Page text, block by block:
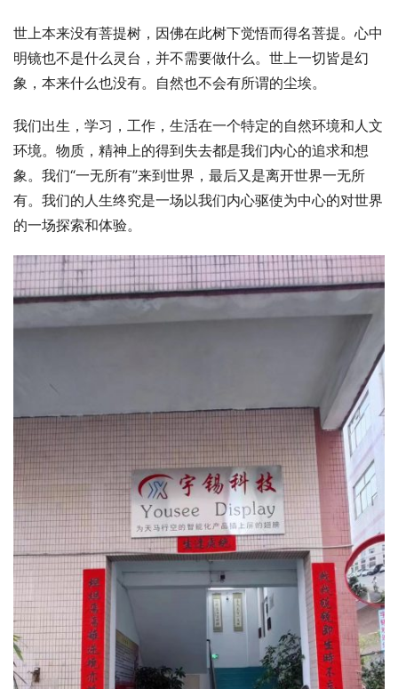
世上本来没有菩提树，因佛在此树下觉悟而得名菩提。心中
明镜也不是什么灵台，并不需要做什么。世上一切皆是幻
象，本来什么也没有。自然也不会有所谓的尘埃。
我们出生，学习，工作，生活在一个特定的自然环境和人文
环境。物质，精神上的得到失去都是我们内心的追求和想
象。我们“一无所有”来到世界，最后又是离开世界一无所
有。我们的人生终究是一场以我们内心驱使为中心的对世界
的一场探索和体验。